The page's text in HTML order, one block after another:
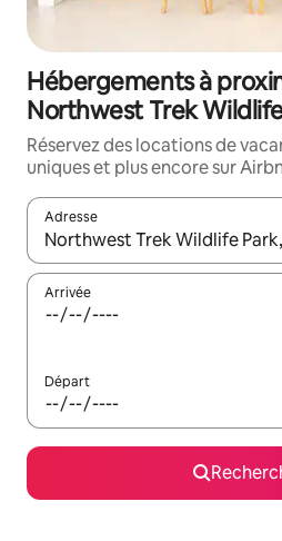
Hébergements à
Northwest Trek
Réservez des locations de
uniques et plus encore sur
Adresse
Lorsque les résultats s'affichent,
Arrivée
Départ